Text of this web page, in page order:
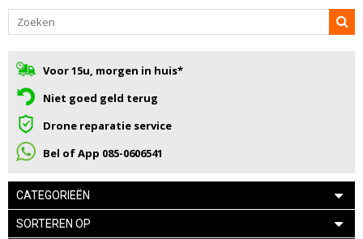
Voor 15u, morgen in huis*
Niet goed geld terug
Drone reparatie service
Bel of App 085-0606541
CATEGORIEËN
SORTEREN OP